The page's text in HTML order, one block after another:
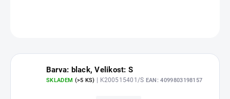
Barva: black, Velikost: S
SKLADEM (>5 KS) | K200515401/S EAN: 4099803198157